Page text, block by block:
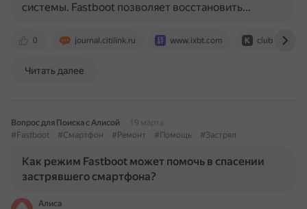
0 journal.citilink.ru www.ixbt.com club.dns-
системы. Fastboot позволяет восстановить…
Читать далее
Вопрос для Поиска с Алисой
19 марта
#Fastboot
#Смартфон #Ремонт #Помощь #Застрял
Как режим Fastboot может помочь в спасении
застрявшего смартфона?
Алиса